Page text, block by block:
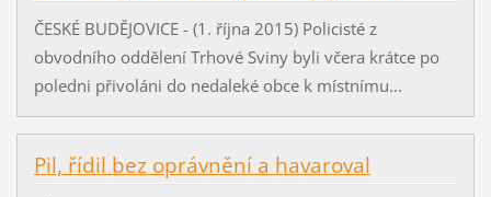
ČESKÉ BUDĚJOVICE - (1. října 2015) Policisté z
obvodního oddělení Trhové Sviny byli včera krátce po
poledni přivoláni do nedaleké obce k místnímu...
Pil, řídil bez oprávnění a havaroval